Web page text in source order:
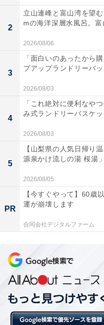
2
立山連峰と富山湾を望
mの海洋深層水風呂。富
2026/08/06
3
「面白いのあったから
プアップランドリーバッ
2026/08/03
4
「これ絶対に便利なや
み式ランドリーバスケ
2026/08/03
5
【山梨県の人気日帰り
源泉かけ流しの湯 桜湯
2026/08/05
PR
【今すぐやって】60歳
運が崩壊します
合同会社デジタルファーム